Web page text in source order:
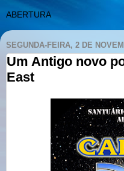
SEGUNDA-FEIRA, 2 DE
Um Antigo novo
East